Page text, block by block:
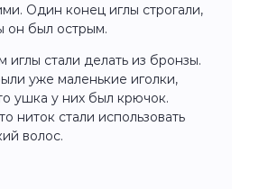
Один конец иглы строгали,
он был острым.
иглы стали делать из бронзы.
уже маленькие иголки,
ушка у них был крючок.
ниток стали использовать
волос.